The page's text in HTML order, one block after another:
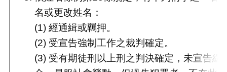
名或更改姓名：
(1) 經通緝或羈押。
(2) 受宣告強制工作之裁判確定。
(3) 受有期徒刑以上刑之判決確定，未宣告緩